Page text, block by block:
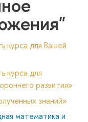
курса для Вашей
курса для
развития»
знаний»
математика и